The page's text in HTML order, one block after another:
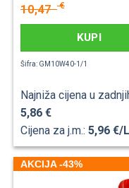
10,47€
KUPI
Šifra: GM10W40-1/1
Najniža cijena u
5,86 €
Cijena za j.m.: 5,96 €/
AKCIJA -43%